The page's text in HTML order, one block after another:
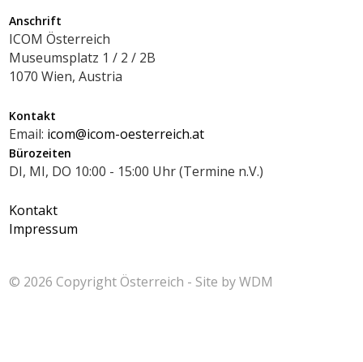
Anschrift
ICOM Österreich
Museumsplatz 1 / 2 / 2B
1070 Wien, Austria
Kontakt
Email: icom@icom-oesterreich.at
Bürozeiten
DI, MI, DO 10:00 - 15:00 Uhr (Termine n.V.)
Kontakt
Impressum
© 2026 CopyrightÖsterreich - Site byWDM